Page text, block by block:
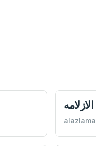
الازلامه
alazlama